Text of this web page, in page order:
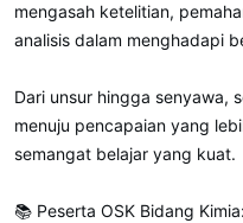
mengasah ketelitian,
analisis dalam menghadapi
Dari unsur hingga senyawa,
menuju pencapaian yang
semangat belajar yang kuat.
📚 Peserta OSK Bidang Kimia: